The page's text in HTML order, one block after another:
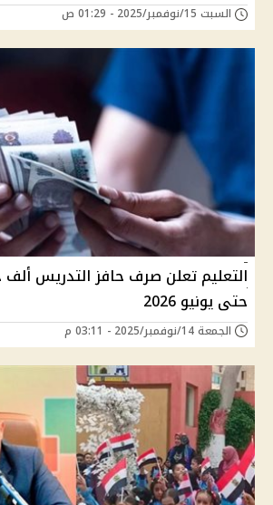
السبت 15/نوفمبر/2025 - 01:29 ص
التعليم تعلن صرف حافز التدريس
حتى يونيو 2026
الجمعة 14/نوفمبر/2025 - 03:11 م